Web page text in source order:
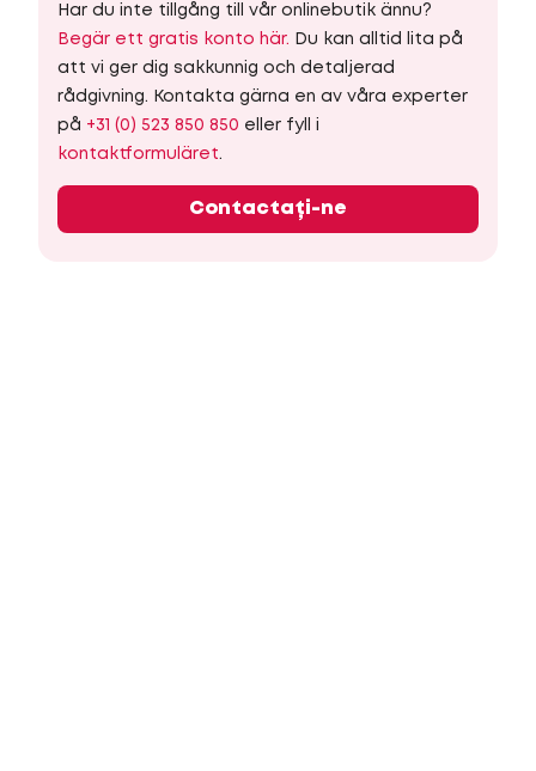
Har du inte tillgång till vår onlinebutik ännu?
Begär ett gratis konto här. Du kan alltid lita på
att vi ger dig sakkunnig och detaljerad
rådgivning. Kontakta gärna en av våra experter
på +31 (0) 523 850 850 eller fyll i
kontaktformuläret.
Contactați-ne